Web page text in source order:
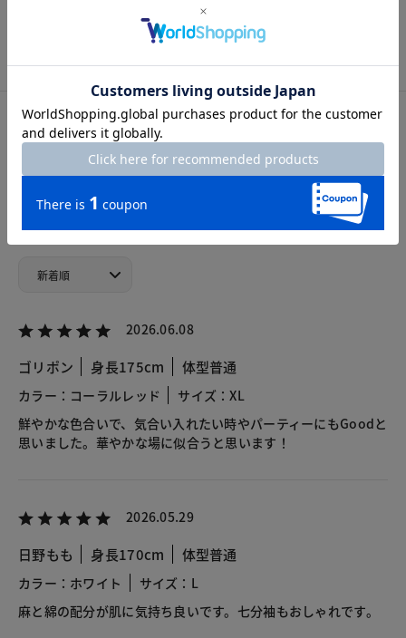
M L XL
カスタマーレビュー
総合評価
4.8
2026.06.08
ゴリポン 身長175cm 体型普通
カラー：コーラルレッド
サイズ：XL
鮮やかな色合いで、気合い入れたい時やパーティーにもGoodと
思いました。華やかな場に似合うと思います！
2026.05.29
日野もも 身長170cm 体型普通
カラー：ホワイト
サイズ：L
麻と綿の配分が肌に気持ち良いです。七分袖もおしゃれです。